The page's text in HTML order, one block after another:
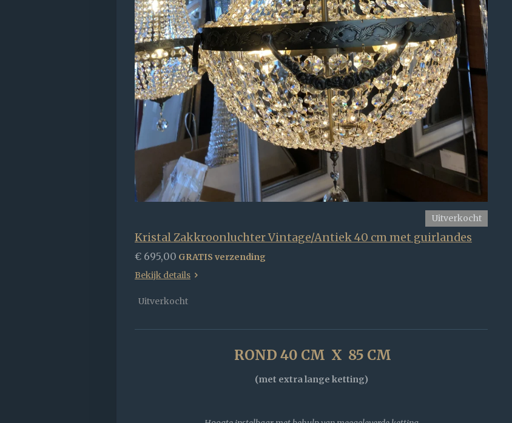
Uitverkocht
Kristal Zakkroonluchter Vintage/Antiek 40 cm met guirlandes
€ 695,00 GRATIS verzending
Bekijk details
Uitverkocht
ROND 40 CM X 85 CM
(met extra lange ketting)